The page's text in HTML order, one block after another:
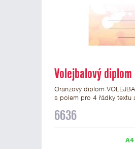
Volejbalový
Oranžový diplom
s polem pro 4 řádky textu
a A5. Papírový diplom s
6636
A4